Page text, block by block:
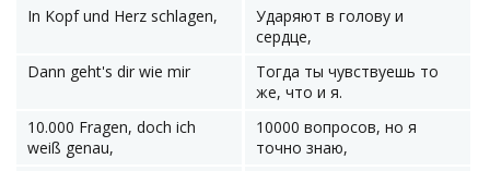
In Kopf und Herz schlagen,
Ударяют в голову и
сердце,
Dann geht's dir wie mir
Тогда ты чувствуешь то
же, что и я.
10.000 Fragen, doch ich
weiß genau,
10000 вопросов, но я
точно знаю,